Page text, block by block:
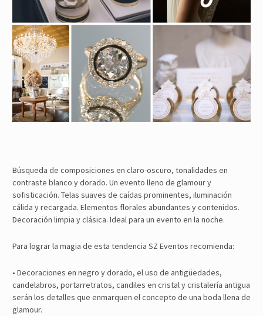
Búsqueda de composiciones en claro-oscuro, tonalidades en
contraste blanco y dorado. Un evento lleno de glamour y
sofisticación. Telas suaves de caídas prominentes, iluminación
cálida y recargada. Elementos florales abundantes y contenidos.
Decoración limpia y clásica. Ideal para un evento en la noche.
Para lograr la magia de esta tendencia SZ Eventos recomienda:
• Decoraciones en negro y dorado, el uso de antigüedades,
candelabros, portarretratos, candiles en cristal y cristalería antigua
serán los detalles que enmarquen el concepto de una boda llena de
glamour.